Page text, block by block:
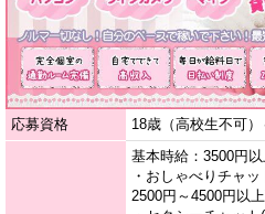
応募資格 18歳（高校生不可）
基本時給：3500円
・おしゃべりチャ
2500円～4500円以